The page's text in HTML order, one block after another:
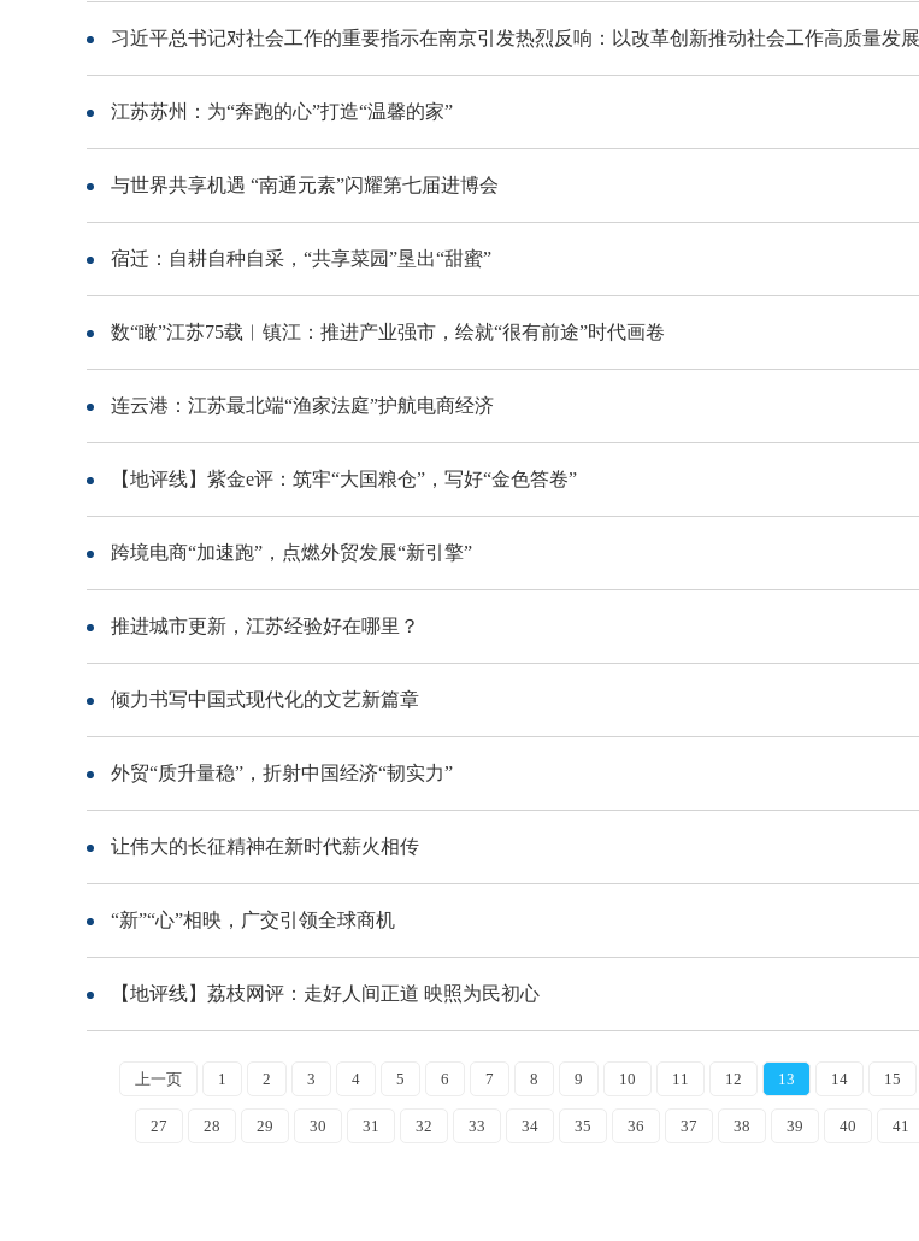
习近平总书记对社会工作的重要指示在南京引发热烈反响：以改革创新推动社会工作高质量发展
江苏苏州：为“奔跑的心”打造“温馨的家”
与世界共享机遇 “南通元素”闪耀第七届进博会
宿迁：自耕自种自采，“共享菜园”垦出“甜蜜”
数“瞰”江苏75载︱镇江：推进产业强市，绘就“很有前途”时代画卷
连云港：江苏最北端“渔家法庭”护航电商经济
【地评线】紫金e评：筑牢“大国粮仓”，写好“金色答卷”
跨境电商“加速跑”，点燃外贸发展“新引擎”
推进城市更新，江苏经验好在哪里？
倾力书写中国式现代化的文艺新篇章
外贸“质升量稳”，折射中国经济“韧实力”
让伟大的长征精神在新时代薪火相传
“新”“心”相映，广交引领全球商机
【地评线】荔枝网评：走好人间正道 映照为民初心
上一页 1 2 3 4 5 6 7 8 9 10 11 12 13 14 15
27 28 29 30 31 32 33 34 35 36 37 38 39 40 41